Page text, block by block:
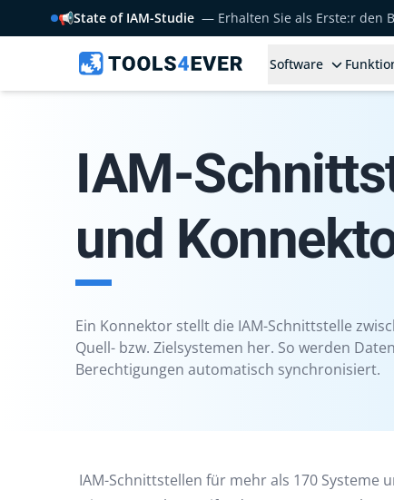
📢State of IAM-Studie — Erhalten Sie als Erste:r den
Software
IAM-
und
Ein Konnektor stellt die IAM-Schnittstelle
Quell- bzw. Zielsystemen her. So werden
Berechtigungen automatisch synchronisiert.
IAM-Schnittstellen für mehr als 170 Systeme